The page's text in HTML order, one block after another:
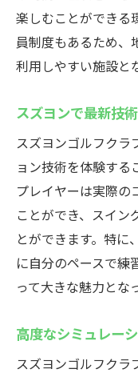
楽しむことができる
員制度もあるため、
利用しやすい施設と
スズヨンで最新技
スズヨンゴルフクラ
ョン技術を体験する
プレイヤーは実際の
ことができ、スイン
とができます。特に
に自分のペースで練
って大きな魅力とな
高度なシミュレー
スズヨンゴルフクラ